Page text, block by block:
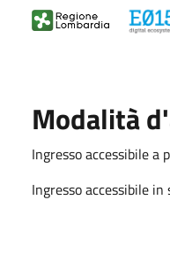
Modalità
Ingresso accessibile a
Ingresso accessibile